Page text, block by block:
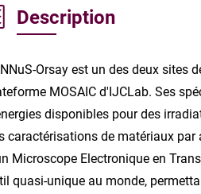
Description
Orsay est un des deux sites
MOSAIC d'IJCLab. Ses
disponibles pour des
caractérisations de matériaux
Microscope Electronique en
quasi-unique au monde,